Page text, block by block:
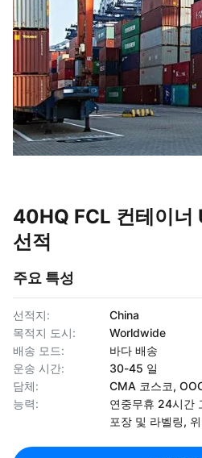
40HQ FCL 컨테이너
선적
주요 특성
선적지:
China
목적지 도시:
Worldwide
배송 모드:
바다 배송
운송 시간:
30-45 일
담체:
CMA 코스코,
능력:
연중무휴 24시간
포장 및 라벨링,